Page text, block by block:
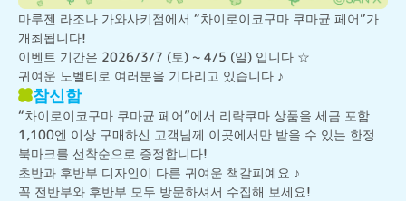
마루젠 라조나 가와사키점에서 “차이로이코구마 쿠마균 페어”가
개최됩니다!
이벤트 기간은 2026/3/7 (토) ~ 4/5 (일) 입니다 ☆
귀여운 노벨티로 여러분을 기다리고 있습니다 ♪
참신함
“차이로이코구마 쿠마균 페어”에서 리락쿠마 상품을 세금 포함
1,100엔 이상 구매하신 고객님께 이곳에서만 받을 수 있는 한정
북마크를 선착순으로 증정합니다!
초반과 후반부 디자인이 다른 귀여운 책갈피예요 ♪
꼭 전반부와 후반부 모두 방문하셔서 수집해 보세요!